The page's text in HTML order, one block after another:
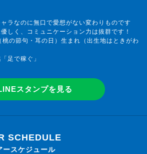
ラなのに無口で愛想がない変わりものです
しく、コミュニケーション力は抜群です！
桃の節句・耳の日）生まれ（出生地はときがわ
足で稼ぐ」
スタンプを見る
SCHEDULE
ースケジュール